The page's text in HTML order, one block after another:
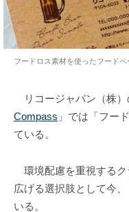
フードロス素材を使ったフード
リコージャパン（株）
Compass 」では「フー
ている。
環境配慮を重視するク
広げる選択肢として今
いる。